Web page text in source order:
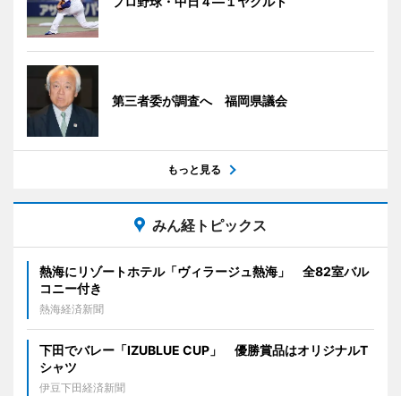
第三者委が調査へ 福岡県議会
もっと見る
みん経トピックス
熱海にリゾートホテル「ヴィラージュ熱海」 全82室バル
コニー付き
熱海経済新聞
下田でバレー「IZUBLUE CUP」 優勝賞品はオリジナルT
シャツ
伊豆下田経済新聞